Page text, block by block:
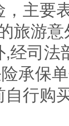
主要
旅游
经司法
承保
行购